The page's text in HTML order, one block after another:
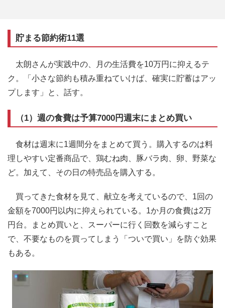
貯まる節約術11選
太朗さんが実践中の、月の生活費を10万円に抑えるテ
ク。「小さな節約も積み重ねていけば、確実に貯蓄はアッ
プします」と、話す。
（1）週の食費は予算7000円週末にまとめ買い
食材は週末に1週間分をまとめて買う。購入するのは料
理しやすい定番商品で、鶏むね肉、豚バラ肉、卵、野菜な
ど。加えて、その日の特売品を購入する。
買ってきた食材を見て、献立を考えているので、1回の
金額を7000円以内に抑えられている。1か月の食費は2万
円台。まとめ買いと、スーパーに行く回数を減らすこと
で、不要なものを買ってしまう「ついで買い」を防ぐ効果
もある。